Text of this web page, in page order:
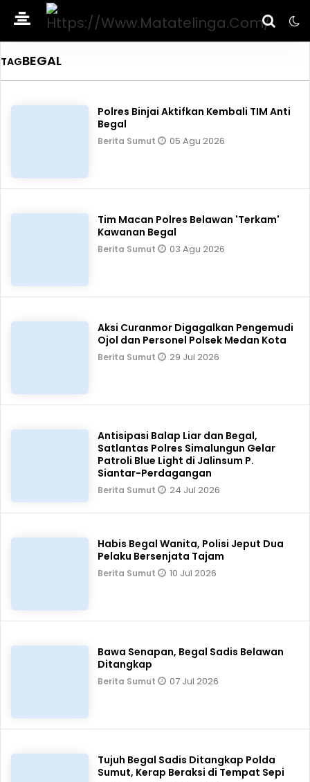
TAGBEGAL
Polres Binjai Aktifkan Kembali TIM Anti
Begal
Berita Sumut 05 Agu 2026
Tim Macan Polres Belawan 'Terkam'
Kawanan Begal
Berita Sumut 03 Agu 2026
Aksi Curanmor Digagalkan Pengemudi
Ojol dan Personel Polsek Medan Kota
Berita Sumut 29 Jul 2026
Antisipasi Balap Liar dan Begal,
Satlantas Polres Simalungun Gelar
Patroli Blue Light di Jalinsum P.
Siantar-Perdagangan
Berita Sumut 24 Jul 2026
Habis Begal Wanita, Polisi Jeput Dua
Pelaku Bersenjata Tajam
Berita Sumut 10 Jul 2026
Bawa Senapan, Begal Sadis Belawan
Ditangkap
Berita Sumut 07 Jul 2026
Tujuh Begal Sadis Ditangkap Polda
Sumut, Kerap Beraksi di Tempat Sepi